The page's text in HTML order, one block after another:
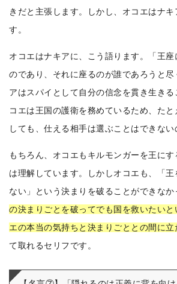
きだと主張します。しかし、オコエはナキ
す。
オコエはナキアに、こう語ります。「王座
のであり、それに座るのが誰であろうと
アはスパイとして自分の信念を貫き生き
コエは王国の護衛を務めているため、たと
しても、仕える相手は選ぶことはできない
もちろん、オコエもキルモンガーを王にす
は理解しています。しかしオコエも、「王
ない」という決まりを破ることができなか
の決まりごとを破ってでも国を救いたいと
エの本当の気持ちと決まりごととの間に立
て取れるセリフです。